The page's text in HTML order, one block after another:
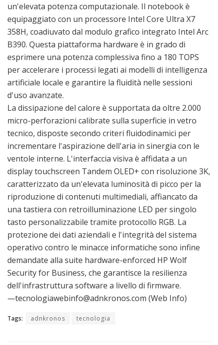
un'elevata potenza computazionale. Il notebook è
equipaggiato con un processore Intel Core Ultra X7
358H, coadiuvato dal modulo grafico integrato Intel Arc
B390. Questa piattaforma hardware è in grado di
esprimere una potenza complessiva fino a 180 TOPS
per accelerare i processi legati ai modelli di intelligenza
artificiale locale e garantire la fluidità nelle sessioni
d'uso avanzate.
La dissipazione del calore è supportata da oltre 2.000
micro-perforazioni calibrate sulla superficie in vetro
tecnico, disposte secondo criteri fluidodinamici per
incrementare l'aspirazione dell'aria in sinergia con le
ventole interne. L'interfaccia visiva è affidata a un
display touchscreen Tandem OLED+ con risoluzione 3K,
caratterizzato da un'elevata luminosità di picco per la
riproduzione di contenuti multimediali, affiancato da
una tastiera con retroilluminazione LED per singolo
tasto personalizzabile tramite protocollo RGB. La
protezione dei dati aziendali e l'integrità del sistema
operativo contro le minacce informatiche sono infine
demandate alla suite hardware-enforced HP Wolf
Security for Business, che garantisce la resilienza
dell'infrastruttura software a livello di firmware.
—tecnologiawebinfo@adnkronos.com (Web Info)
Tags: adnkronos tecnologia